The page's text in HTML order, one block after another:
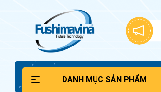
DANH MỤC SẢN PHẨM